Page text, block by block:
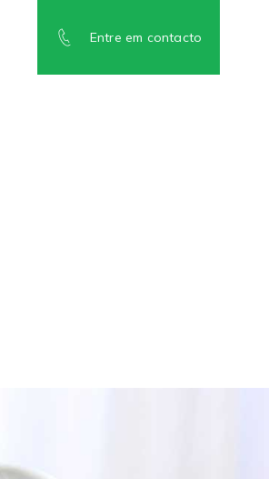
Entre em contacto